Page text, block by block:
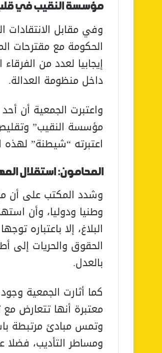
مؤسسة النقيب في
وفي مقابل الانتقادات
الحكومة مع مقترحات
إيجابيا لعدد من
داخل منظومة العدالة.
واعتبرت الجمعية أن
مؤسسة النقيب”
اعتبرته “شيطنة”
المحامون: استقلال
وشدد المكتب على أن
وطنيا ودوليا، وأن
البلاغ، إلا باعتباره
الحقوق والحريات
بالعدل.
كما أثارت الجمعية
معتبرة أنها تتعارض
وتمس مبادئ مرتبطة
ومساطر التأديب،